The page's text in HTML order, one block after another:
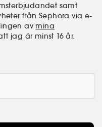
samt
från Sephora via e-
av mina
jag är minst 16 år.